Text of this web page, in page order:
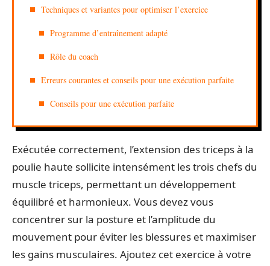
Techniques et variantes pour optimiser l’exercice
Programme d’entraînement adapté
Rôle du coach
Erreurs courantes et conseils pour une exécution parfaite
Conseils pour une exécution parfaite
Exécutée correctement, l’extension des triceps à la
poulie haute sollicite intensément les trois chefs du
muscle triceps, permettant un développement
équilibré et harmonieux. Vous devez vous
concentrer sur la posture et l’amplitude du
mouvement pour éviter les blessures et maximiser
les gains musculaires. Ajoutez cet exercice à votre